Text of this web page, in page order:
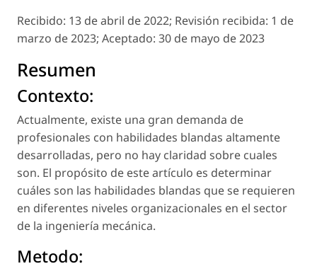
Recibido: 13 de abril de 2022; Revisión recibida: 1 de
marzo de 2023; Aceptado: 30 de mayo de 2023
Resumen
Contexto:
Actualmente, existe una gran demanda de
profesionales con habilidades blandas altamente
desarrolladas, pero no hay claridad sobre cuales
son. El propósito de este artículo es determinar
cuáles son las habilidades blandas que se requieren
en diferentes niveles organizacionales en el sector
de la ingeniería mecánica.
Metodo: